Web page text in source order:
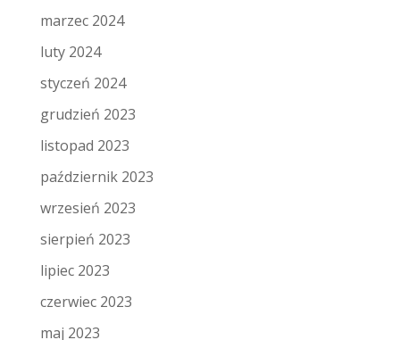
marzec 2024
luty 2024
styczeń 2024
grudzień 2023
listopad 2023
październik 2023
wrzesień 2023
sierpień 2023
lipiec 2023
czerwiec 2023
maj 2023